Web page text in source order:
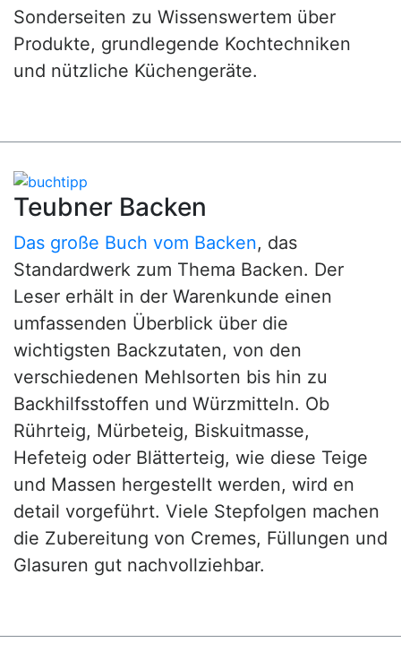
Sonderseiten zu Wissenswertem über
Produkte, grundlegende Kochtechniken
und nützliche Küchengeräte.
Teubner Backen
Das große Buch vom Backen, das
Standardwerk zum Thema Backen. Der
Leser erhält in der Warenkunde einen
umfassenden Überblick über die
wichtigsten Backzutaten, von den
verschiedenen Mehlsorten bis hin zu
Backhilfsstoffen und Würzmitteln. Ob
Rührteig, Mürbeteig, Biskuitmasse,
Hefeteig oder Blätterteig, wie diese Teige
und Massen hergestellt werden, wird en
detail vorgeführt. Viele Stepfolgen machen
die Zubereitung von Cremes, Füllungen und
Glasuren gut nachvollziehbar.